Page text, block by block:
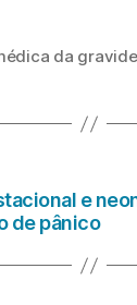
da
e
de pânico